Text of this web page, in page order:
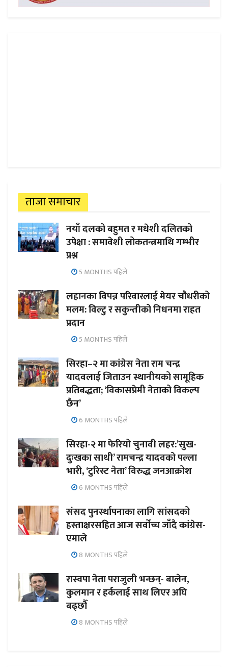
ताजा समाचार
नयाँ दलको बहुमत र मधेशी दलितको
उपेक्षा : समावेशी लोकतन्त्रमाथि गम्भीर
प्रश्न
5 MONTHS पहिले
लहानका विपन्न परिवारलाई मेयर चौधरीको
मलम: विल्टु र सकुन्तीको निधनमा राहत
प्रदान
5 MONTHS पहिले
सिरहा–२ मा कांग्रेस नेता राम चन्द्र
यादवलाई जिताउन स्थानीयको सामूहिक
प्रतिबद्धता; ‘विकासप्रेमी नेताको विकल्प
छैन’
6 MONTHS पहिले
सिरहा-२ मा फेरियो चुनावी लहर:’सुख-
दुःखका साथी’ रामचन्द्र यादवको पल्ला
भारी, ‘टुरिस्ट नेता’ विरुद्ध जनआक्रोश
6 MONTHS पहिले
संसद पुनर्स्थापनाका लागि सांसदको
हस्ताक्षरसहित आज सर्वोच्च जाँदै कांग्रेस-
एमाले
8 MONTHS पहिले
रास्वपा नेता पराजुली भन्छन्- बालेन,
कुलमान र हर्कलाई साथ लिएर अघि
बढ्छौँ
8 MONTHS पहिले